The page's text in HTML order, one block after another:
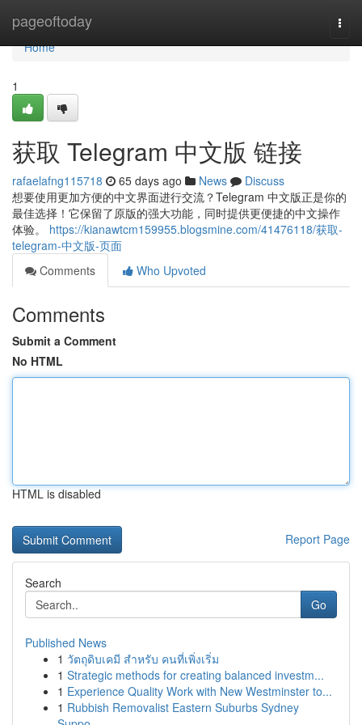
pageoftoday
Home
Home
1
获取 Telegram 中文版 链接
rafaelafng115718 65 days ago News
Discuss
想要使用更加方便的中文界面进行交流？Telegram 中文版正是你的
最佳选择！它保留了原版的强大功能，同时提供更便捷的中文操作
体验。 https://kianawtcm159955.blogsmine.com/41476118/获取-
telegram-中文版-页面
Comments
Who Upvoted
Comments
Submit a Comment
No HTML
HTML is disabled
Report Page
Search
Go
Published News
1 วัตถุดิบเคมี สำหรับ คนที่เพิ่งเริ่ม
1 Strategic methods for creating balanced investm...
1 Experience Quality Work with New Westminster to...
1 Rubbish Removalist Eastern Suburbs Sydney